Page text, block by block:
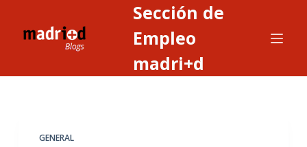
Sección de
Empleo
madri+d
GENERAL